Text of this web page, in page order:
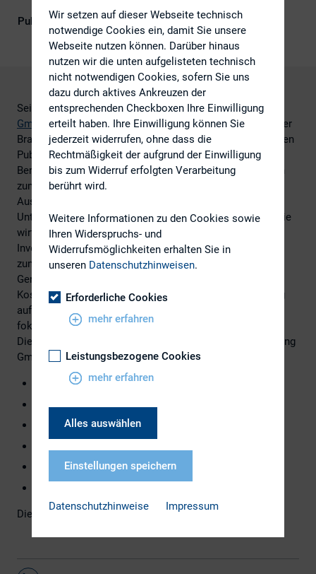
Publikationsform
Externe Publikationen
Seit Mitte Januar hat das Team von Kirkow Consulting
GmbH & Co KGknapp 50 Unternehmen unterschiedlichster
Branchen in Europa, den USA und Asien über die relevanten
Publikationen und Analysten-Calls zur FY2023
Berichtsperiode verfolgt und konnte dabei – im Vergleich
zum vergangenen Jahr – einen etwas optimistischeren
Ausblick wahrnehmen, auch wenn es weiterhin unter den
Unternehmensführungen große Unsicherheit gibt, wann die
wirtschaftliche Erholung einsetzen wird. Daher hatten
Investoren und Analysten in den vergangenen Wochen
zunehmend mehr auch auf Themen wie Cashflow
Generierung, operative Hebelwirkung und strukturelle
Kostensenkung aus säkularen Trends – primär mit Bezug
auf den Faktor Arbeit und die Energietransformation –
fokussiert.
Die Struktur der FY2023 Marktstudie von Kirkow Consulting
GmbH & Co KG ist wie folgt:
Governance under new investor scrutiny
Rethinking ESG investment
Regulating artificial intelligence (AI)
Die vollständige Marktstudie finden Siehier
Wir setzen auf dieser Webseite technisch
notwendige Cookies ein, damit Sie unsere
Webseite nutzen können. Darüber hinaus
nutzen wir die unten aufgelisteten technisch
nicht notwendigen Cookies, sofern Sie uns
dazu durch aktives Ankreuzen der
entsprechenden Checkboxen Ihre Einwilligung
erteilt haben. Ihre Einwilligung können Sie
jederzeit widerrufen, ohne dass die
Rechtmäßigkeit der aufgrund der Einwilligung
bis zum Widerruf erfolgten Verarbeitung
berührt wird.
Weitere Informationen zu den Cookies sowie
Ihren Widerspruchs- und
Widerrufsmöglichkeiten erhalten Sie in
unseren Datenschutzhinweisen.
Erforderliche Cookies
mehr erfahren
Leistungsbezogene Cookies
mehr erfahren
Alles auswählen
Einstellungen speichern
Datenschutzhinweise Impressum